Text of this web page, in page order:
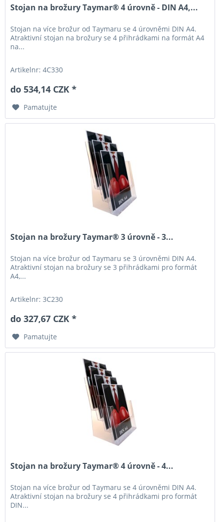
Stojan na brožury Taymar® 4 úrovně - DIN A4,...
Stojan na více brožur od Taymaru se 4 úrovněmi DIN A4.
Atraktivní stojan na brožury se 4 přihrádkami na formát A4
na...
Artikelnr: 4C330
do 534,14 CZK *
Pamatujte
Stojan na brožury Taymar® 3 úrovně - 3...
Stojan na více brožur od Taymaru se 3 úrovněmi DIN A4.
Atraktivní stojan na brožury se 3 přihrádkami pro formát
A4,...
Artikelnr: 3C230
do 327,67 CZK *
Pamatujte
Stojan na brožury Taymar® 4 úrovně - 4...
Stojan na více brožur od Taymaru se 4 úrovněmi DIN A4.
Atraktivní stojan na brožury se 4 přihrádkami pro formát
DIN...